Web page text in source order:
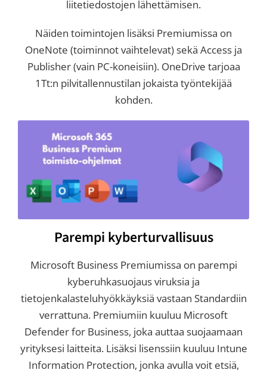
liitetiedostojen lähettämisen.
Näiden toimintojen lisäksi Premiumissa on
OneNote (toiminnot vaihtelevat) sekä Access ja
Publisher (vain PC-koneisiin). OneDrive tarjoaa
1Tt:n pilvitallennustilan jokaista työntekijää
kohden.
Parempi kyberturvallisuus
Microsoft Business Premiumissa on parempi
kyberuhkasuojaus viruksia ja
tietojenkalasteluhyökkäyksiä vastaan Standardiin
verrattuna. Premiumiin kuuluu Microsoft
Defender for Business, joka auttaa suojaamaan
yrityksesi laitteita. Lisäksi lisenssiin kuuluu Intune
Information Protection, jonka avulla voit etsiä,